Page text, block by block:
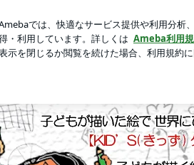
| 子どもの絵を永遠の想い出として
消するデザインカラー